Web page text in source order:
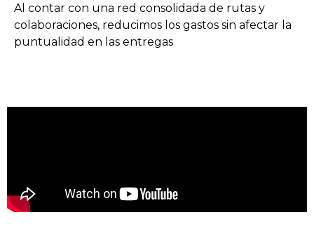
Al contar con una red consolidada de rutas y
colaboraciones, reducimos los gastos sin afectar la
puntualidad en las entregas